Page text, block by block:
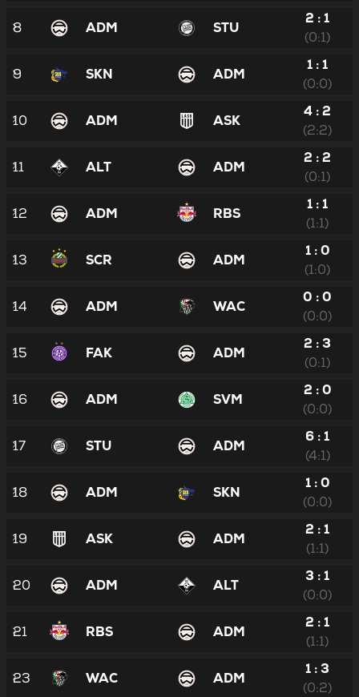
8 ADM STU
2 : 1
(0:1)
9 SKN ADM
1 : 1
(0:0)
10 ADM ASK
4 : 2
(2:2)
11 ALT ADM
2 : 2
(0:1)
12 ADM RBS
1 : 1
(1:1)
13 SCR ADM
1 : 0
(1:0)
14 ADM WAC
0 : 0
(0:0)
15 FAK ADM
2 : 3
(0:1)
16 ADM SVM
2 : 0
(0:0)
17 STU ADM
6 : 1
(4:1)
18 ADM SKN
1 : 0
(0:0)
19 ASK ADM
2 : 1
(1:1)
20 ADM ALT
3 : 1
(0:0)
21 RBS ADM
2 : 1
(1:1)
23 WAC ADM
1 : 3
(0:2)